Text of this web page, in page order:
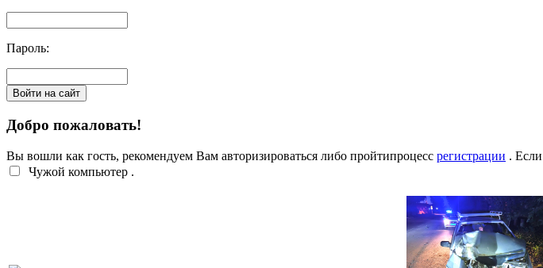
Пароль:
Добро пожаловать!
Вы вошли как гость, рекомендуем Вам авторизироваться либо пройтипроцесс регистрации .
Чужой компьютер .